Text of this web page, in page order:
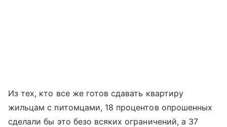
Из тех, кто все же готов сдавать квартиру
жильцам с питомцами, 18 процентов опрошенных
сделали бы это безо всяких ограничений, а 37